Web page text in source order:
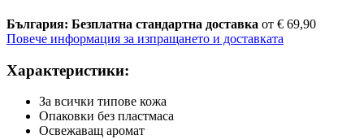
България: Безплатна стандартна доставка от € 69,90
Повече информация за изпращането и доставката
Характеристики:
За всички типове кожа
Опаковки без пластмаса
Освежаващ аромат